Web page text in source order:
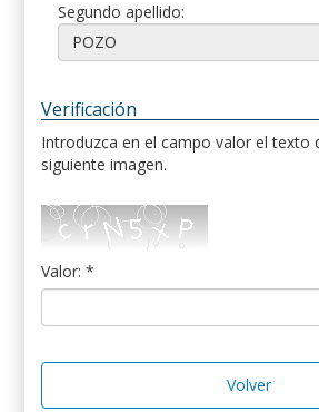
Segundo apellido:
Verificación
Introduzca en el campo valor el texto
siguiente imagen.
Valor: *
Volver